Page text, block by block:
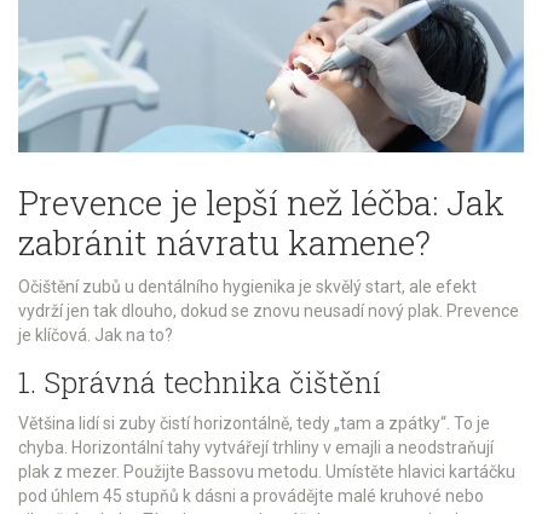
Prevence je lepší než léčba: Jak
zabránit návratu kamene?
Očištění zubů u dentálního hygienika je skvělý start, ale efekt
vydrží jen tak dlouho, dokud se znovu neusadí nový plak. Prevence
je klíčová. Jak na to?
1. Správná technika čištění
Většina lidí si zuby čistí horizontálně, tedy „tam a zpátky“. To je
chyba. Horizontální tahy vytvářejí trhliny v emajli a neodstraňují
plak z mezer. Použijte Bassovu metodu . Umístěte hlavici kartáčku
pod úhlem 45 stupňů k dásni a provádějte malé kruhové nebo